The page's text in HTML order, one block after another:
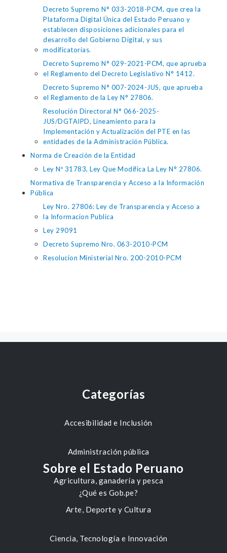
Decreto Supremo N° 033-2018-PCM, que crea la
Plataforma Digital Única del Estado Peruano y
establecen disposiciones adicionales para el
desarrollo del Gobierno Digital, y sus
modificatorias.
Decreto Supremo N° 029-2021-PCM, que aprueba
el Reglamento del Decreto Legislativo N° 1412.
Decreto Supremo N° 007-2024-JUS, que aprueba
el Reglamento de la Ley N° 27806.
Resolución Directoral N° 066-2025-
JUS/DGTAIPD, Lineamiento para la
Implementación y Actualización del PTE en las
entidades de la Administración Pública.
Norma de Creación de la Entidad
Ley Nº 31783, Ley Que Modifica La Ley N° 27806.
Normativa de Transparencia y Acceso a la Información
Pública
Ley Nro. 27806: Ley de Transparencia y Acceso a
la Informacion Publica
Ley 29091
Decreto Supremo Nro. 063-2010-PCM
Resolucion Ministerial Nro. 200-2010-PCM
Categorías
Accesibilidad e Inclusión
Administración pública
Agricultura, ganadería y pesca
Arte, Deporte y Cultura
Ciencia, Tecnología e Innovación
Sobre el Estado Peruano
¿Qué es Gob.pe?